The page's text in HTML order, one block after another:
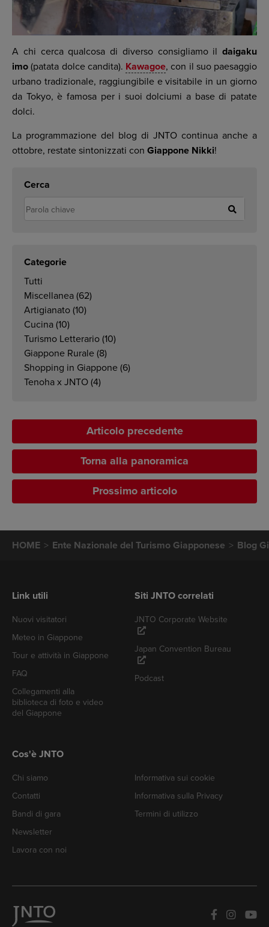
A chi cerca qualcosa di diverso consigliamo il daigaku
imo (patata dolce candita). Kawagoe, con il suo paesaggio
urbano tradizionale, raggiungibile e visitabile in un giorno
da Tokyo, è famosa per i suoi dolciumi a base di patate
dolci.
La programmazione del blog di JNTO continua anche a
ottobre, restate sintonizzati con Giappone Nikki!
Cerca
Categorie
Tutti
Miscellanea (62)
Artigianato (10)
Cucina (10)
Turismo Letterario (10)
Giappone Rurale (8)
Shopping in Giappone (6)
Tenoha x JNTO (4)
Articolo precedente
Torna alla panoramica
Prossimo articolo
HOME Ente Nazionale del Turismo Giapponese Blog
Link utili
Nuovi visitatori
Meteo in Giappone
Tour e attività in Giappone
FAQ
Collegamenti alla
biblioteca di foto e video
del Giappone
Siti JNTO correlati
JNTO Corporate Website
Japan Convention Bureau
Podcast
Cos'è JNTO
Chi siamo
Contatti
Bandi di gara
Newsletter
Lavora con noi
Informativa sui cookie
Informativa sulla Privacy
Termini di utilizzo